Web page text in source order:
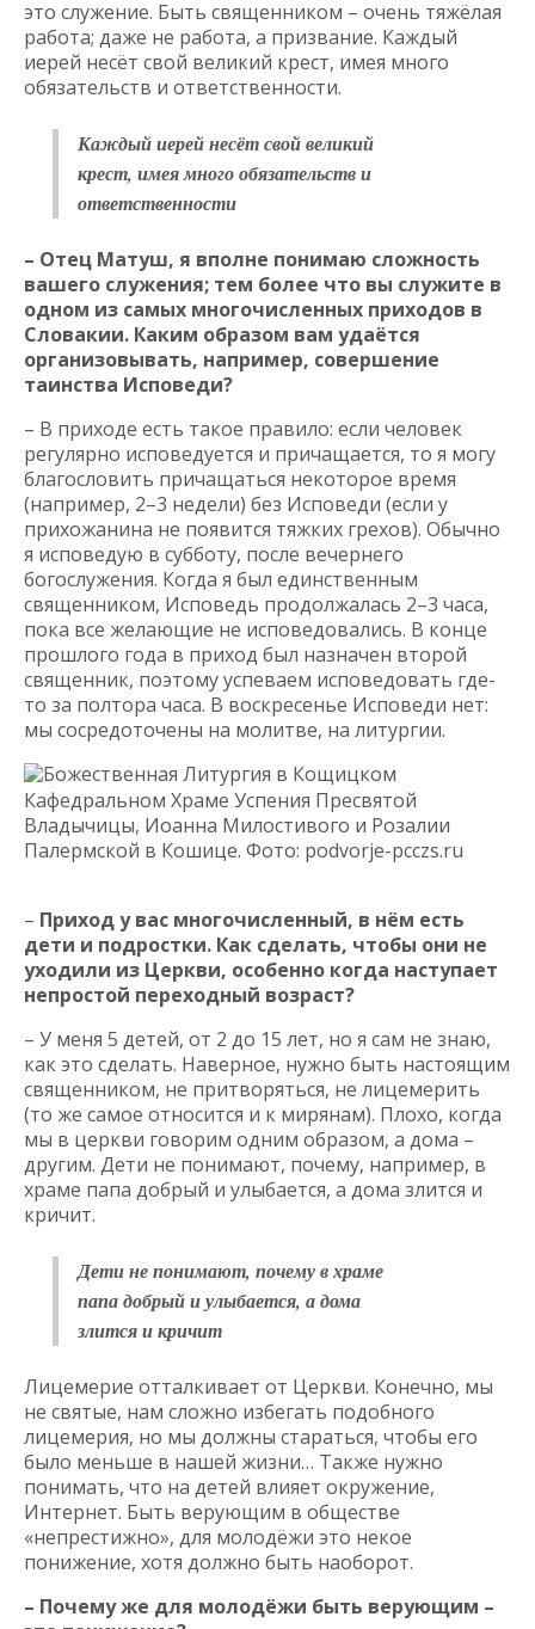
это служение. Быть священником – очень тяжёлая
работа; даже не работа, а призвание. Каждый
иерей несёт свой великий крест, имея много
обязательств и ответственности.
Каждый иерей несёт свой великий
крест, имея много обязательств и
ответственности
– Отец Матуш, я вполне понимаю сложность
вашего служения; тем более что вы служите в
одном из самых многочисленных приходов в
Словакии. Каким образом вам удаётся
организовывать, например, совершение
таинства Исповеди?
– В приходе есть такое правило: если человек
регулярно исповедуется и причащается, то я могу
благословить причащаться некоторое время
(например, 2–3 недели) без Исповеди (если у
прихожанина не появится тяжких грехов). Обычно
я исповедую в субботу, после вечернего
богослужения. Когда я был единственным
священником, Исповедь продолжалась 2–3 часа,
пока все желающие не исповедовались. В конце
прошлого года в приход был назначен второй
священник, поэтому успеваем исповедовать где-
то за полтора часа. В воскресенье Исповеди нет:
мы сосредоточены на молитве, на литургии.
Божественная Литургия в Кощицком
Кафедральном Храме Успения Пресвятой
Владычицы, Иоанна Милостивого и Розалии
Палермской в Кошице. Фото: podvorje-pcczs.ru
– Приход у вас многочисленный, в нём есть
дети и подростки. Как сделать, чтобы они не
уходили из Церкви, особенно когда наступает
непростой переходный возраст?
– У меня 5 детей, от 2 до 15 лет, но я сам не знаю,
как это сделать. Наверное, нужно быть настоящим
священником, не притворяться, не лицемерить
(то же самое относится и к мирянам). Плохо, когда
мы в церкви говорим одним образом, а дома –
другим. Дети не понимают, почему, например, в
храме папа добрый и улыбается, а дома злится и
кричит.
Дети не понимают, почему в храме
папа добрый и улыбается, а дома
злится и кричит
Лицемерие отталкивает от Церкви. Конечно, мы
не святые, нам сложно избегать подобного
лицемерия, но мы должны стараться, чтобы его
было меньше в нашей жизни… Также нужно
понимать, что на детей влияет окружение,
Интернет. Быть верующим в обществе
«непрестижно», для молодёжи это некое
понижение, хотя должно быть наоборот.
– Почему же для молодёжи быть верующим –